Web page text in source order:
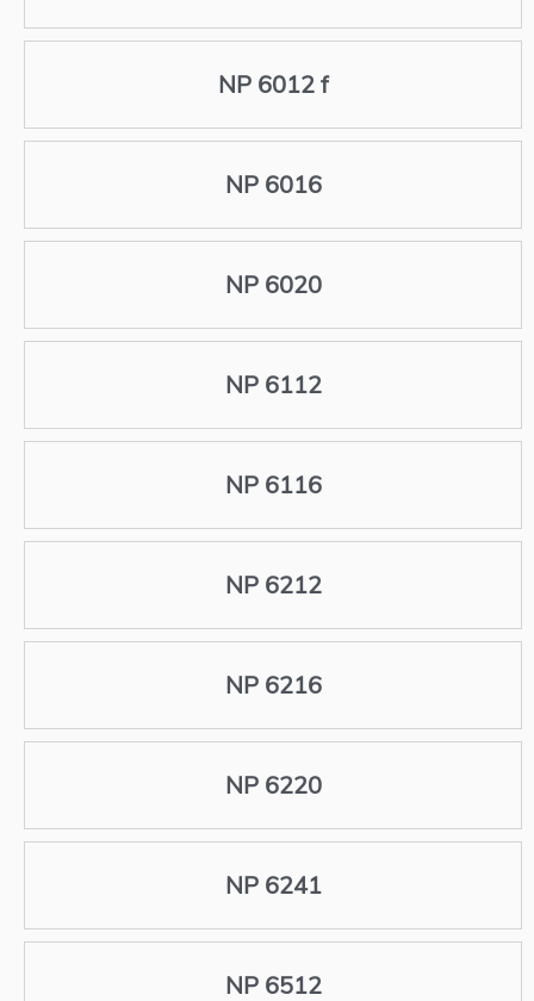
NP 6012 f
NP 6016
NP 6020
NP 6112
NP 6116
NP 6212
NP 6216
NP 6220
NP 6241
NP 6512